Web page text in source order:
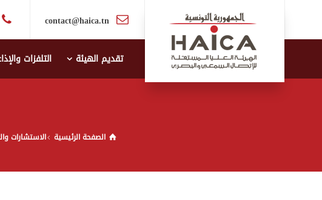
contact@haica.tn
تقديم الهيئة التلفزات
الصفحة الرئيسية الاستشارات